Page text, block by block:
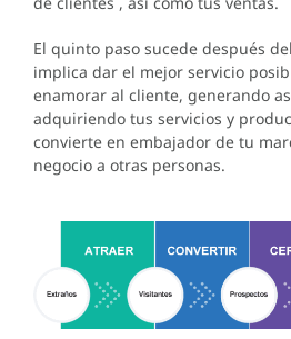
El quinto paso sucede después
implica dar el mejor servicio
enamorar al cliente, generando
adquiriendo tus servicios y
convierte en embajador de tu
negocio a otras personas.